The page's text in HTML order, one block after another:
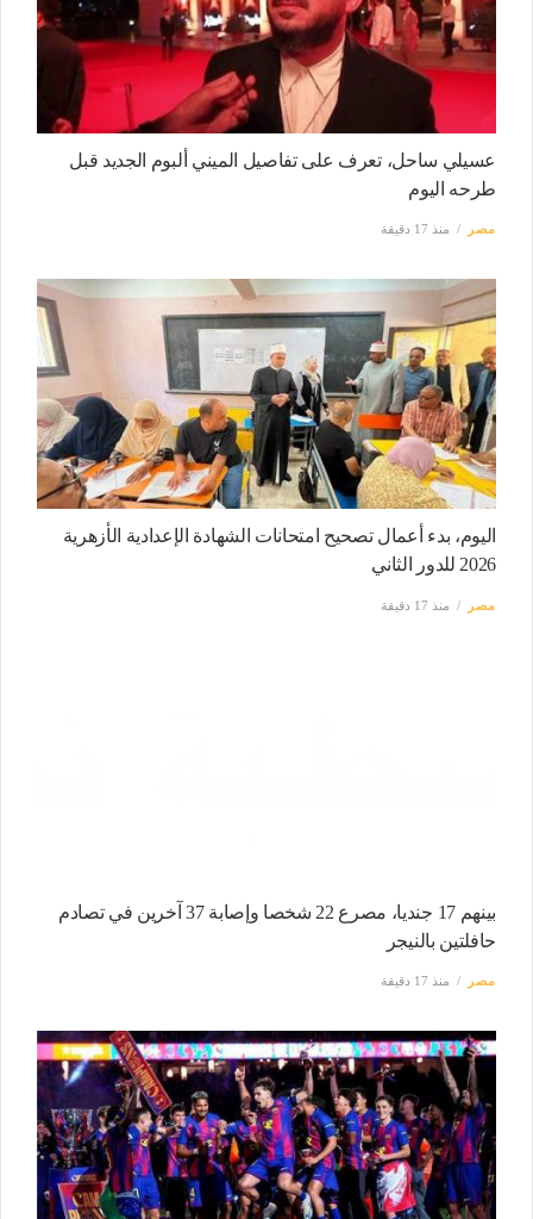
عسيلي ساحل، تعرف على تفاصيل الميني ألبوم الجديد قبل
طرحه اليوم
مصر منذ 17 دقيقة
اليوم، بدء أعمال تصحيح امتحانات الشهادة الإعدادية الأزهرية
2026 للدور الثاني
مصر منذ 17 دقيقة
بينهم 17 جنديا، مصرع 22 شخصا وإصابة 37 آخرين في تصادم
حافلتين بالنيجر
مصر منذ 17 دقيقة